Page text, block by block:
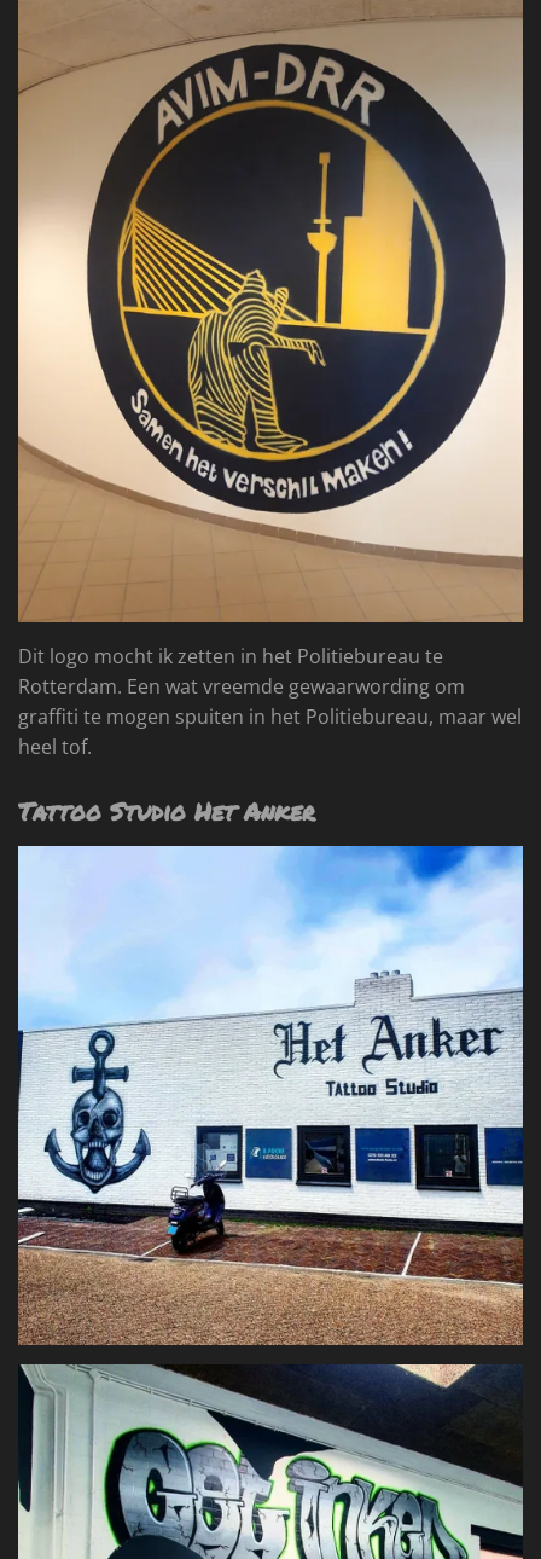
Dit logo mocht ik zetten in het Politiebureau te
Rotterdam. Een wat vreemde gewaarwording om
graffiti te mogen spuiten in het Politiebureau, maar wel
heel tof.
Tattoo Studio Het Anker